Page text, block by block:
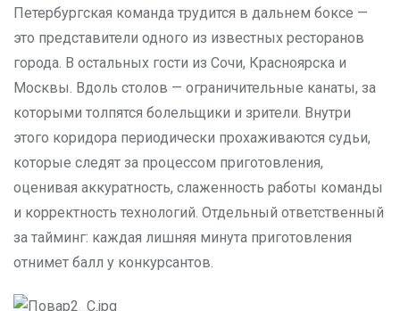
Петербургская команда трудится в дальнем боксе —
это представители одного из известных ресторанов
города. В остальных гости из Сочи, Красноярска и
Москвы. Вдоль столов — ограничительные канаты, за
которыми толпятся болельщики и зрители. Внутри
этого коридора периодически прохаживаются судьи,
которые следят за процессом приготовления,
оценивая аккуратность, слаженность работы команды
и корректность технологий. Отдельный ответственный
за тайминг: каждая лишняя минута приготовления
отнимет балл у конкурсантов.